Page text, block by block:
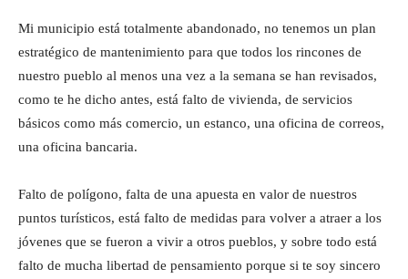
Mi municipio está totalmente abandonado, no tenemos un plan
estratégico de mantenimiento para que todos los rincones de
nuestro pueblo al menos una vez a la semana se han revisados,
como te he dicho antes, está falto de vivienda, de servicios
básicos como más comercio, un estanco, una oficina de correos,
una oficina bancaria.
Falto de polígono, falta de una apuesta en valor de nuestros
puntos turísticos, está falto de medidas para volver a atraer a los
jóvenes que se fueron a vivir a otros pueblos, y sobre todo está
falto de mucha libertad de pensamiento porque si te soy sincero